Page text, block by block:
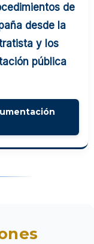
de
desde la
y los
pública